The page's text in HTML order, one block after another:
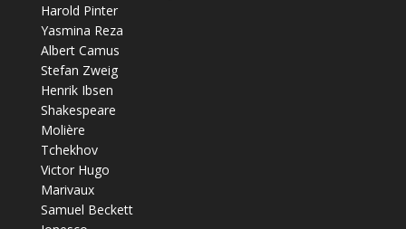
Harold Pinter
Yasmina Reza
Albert Camus
Stefan Zweig
Henrik Ibsen
Shakespeare
Molière
Tchekhov
Victor Hugo
Marivaux
Samuel Beckett